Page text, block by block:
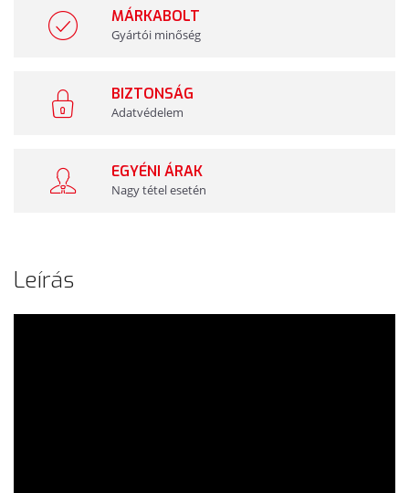
MÁRKABOLT
Gyártói minőség
BIZTONSÁG
Adatvédelem
EGYÉNI ÁRAK
Nagy tétel esetén
Leírás